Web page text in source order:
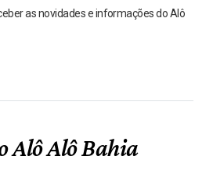
as novidades e informações do Alô
Alô Alô Bahia